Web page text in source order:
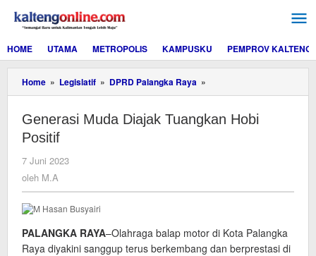
konten
HOME
UTAMA METROPOLIS KAMPUSKU PEMPROV KALTENG
Home » Legislatif » DPRD Palangka Raya »
Muda
Tuangkan
Generasi Muda Diajak Tuangkan Hobi
Positif
7 Juni 2023
oleh M.A
PALANGKA RAYA–Olahraga balap motor di Kota Palangka
Raya diyakini sanggup terus berkembang dan berprestasi di